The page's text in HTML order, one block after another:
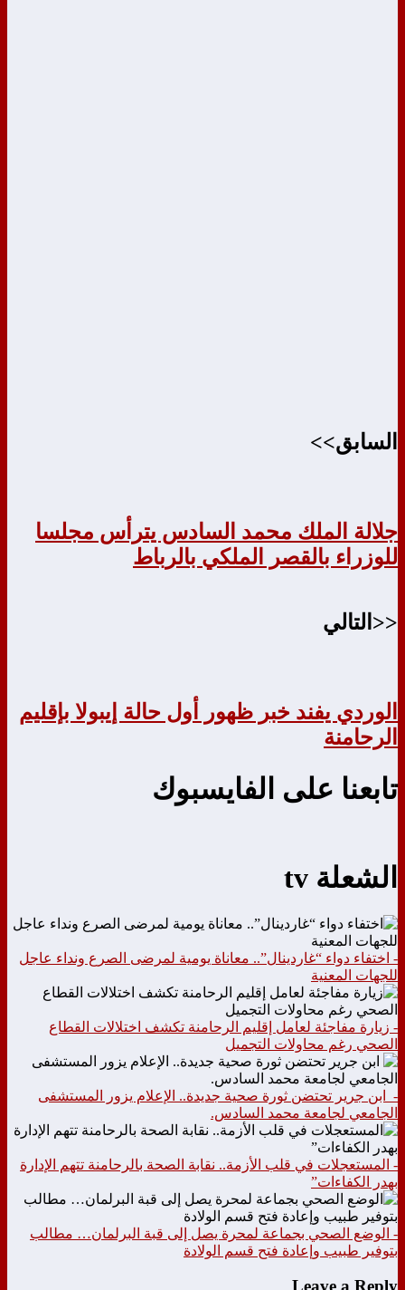
السابق>>
جلالة الملك محمد السادس يترأس مجلسا
للوزراء بالقصر الملكي بالرباط
<<التالي
الوردي يفند خبر ظهور أول حالة إيبولا بإقليم
الرحامنة
تابعنا على الفايسبوك
الشعلة tv
- اختفاء دواء “غاردينال”.. معاناة يومية لمرضى الصرع ونداء عاجل
للجهات المعنية
- زيارة مفاجئة لعامل إقليم الرحامنة تكشف اختلالات القطاع
الصحي رغم محاولات التجميل
- ابن جرير تحتضن ثورة صحية جديدة.. الإعلام يزور المستشفى
الجامعي لجامعة محمد السادس.
- المستعجلات في قلب الأزمة.. نقابة الصحة بالرحامنة تتهم الإدارة
بهدر الكفاءات”
- الوضع الصحي بجماعة لمحرة يصل إلى قبة البرلمان… مطالب
بتوفير طبيب وإعادة فتح قسم الولادة
Leave a Reply